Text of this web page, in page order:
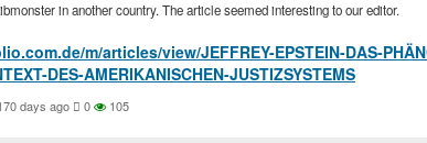
in another country. The article seemed interesting to our editor.
m/articles/view/JEFFREY-EPSTEIN-DAS-
DES-AMERIKANISCHEN-JUSTIZSYSTEMS
days ago 0 105